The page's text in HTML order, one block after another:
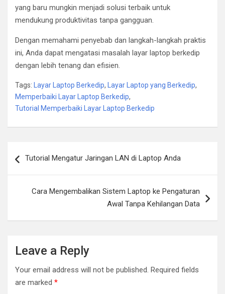
yang baru mungkin menjadi solusi terbaik untuk
mendukung produktivitas tanpa gangguan.
Dengan memahami penyebab dan langkah-langkah praktis
ini, Anda dapat mengatasi masalah layar laptop berkedip
dengan lebih tenang dan efisien.
Tags: Layar Laptop Berkedip, Layar Laptop yang Berkedip,
Memperbaiki Layar Laptop Berkedip,
Tutorial Memperbaiki Layar Laptop Berkedip
navigation
Tutorial Mengatur Jaringan LAN di Laptop Anda
Cara Mengembalikan Sistem Laptop ke Pengaturan
Awal Tanpa Kehilangan Data
Leave a Reply
Your email address will not be published. Required fields
are marked *